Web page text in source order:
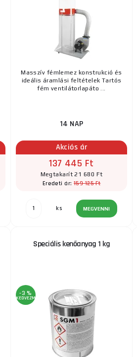
Masszív fémlemez konstrukció és
ideális áramlási feltételek Tartós
fém ventilátorlapáto ...
14 NAP
Akciós ár
137 445 Ft
Megtakarít 21 680 Ft
Eredeti ár: 159 125 Ft
ks MEGVENNI
Speciális kenőanyag 1 kg
-3 %
KEDVEZMÉNY